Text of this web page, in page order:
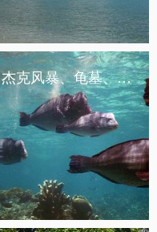
诗巴丹潜水天堂，邂逅鲨鱼、杰克风暴、龟墓、沉船……